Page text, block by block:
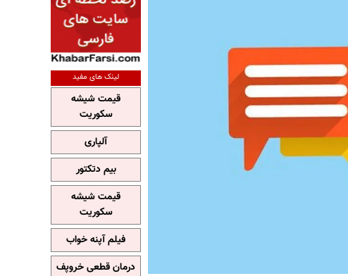
لینک های مفید
قیمت شیشه
سکوریت
آلپاری
بیم دتکتور
قیمت شیشه
سکوریت
فیلم آپنه خواب
درمان قطعی خروپف